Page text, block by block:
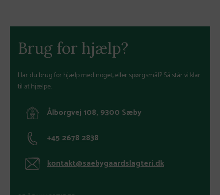
Brug for hjælp?
Har du brug for hjælp med noget, eller spørgsmål? Så står vi klar
til at hjælpe.
Ålborgvej 108, 9300 Sæby
+45 2678 2838
kontakt@saebygaardslagteri.dk